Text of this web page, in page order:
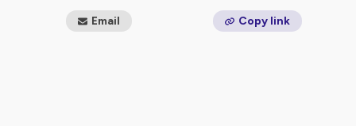
Email Copy link